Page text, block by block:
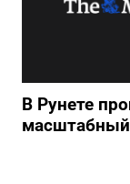
В Рунете